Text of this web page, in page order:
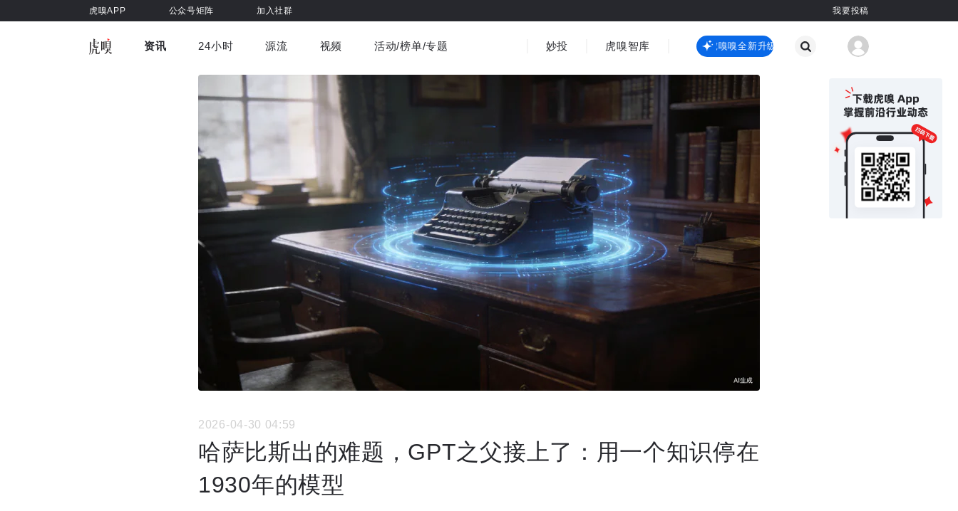
虎嗅APP 公众号矩阵 加入社群 我要投稿
资讯
车与出行 商业消费 社会文化 金融财经 出海
国际热点
健康 其他
24小时 源流 视频 活动/榜单/专题 妙投 虎嗅智库 虎嗅嗅全新升级 虎嗅嗅全新升级
2026-04-30 04:59
哈萨比斯出的难题，GPT之父接上了：用一个知识停在
1930年的模型